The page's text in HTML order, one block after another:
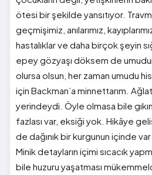
ötesi bir şekilde yansıtıyor.
geçmişimiz, anılarımız,
hastalıklar ve daha birçok şeyin
epey gözyaşı döksem de
olursa olsun, her zaman umudu
için Backman’a minnettarım.
yerindeydi. Öyle olmasa bile
fazlası var, eksiği yok. Hikâye
de dağınık bir kurgunun içinde var
Minik detayların içimi sıcacık
bile huzuru yaşatması